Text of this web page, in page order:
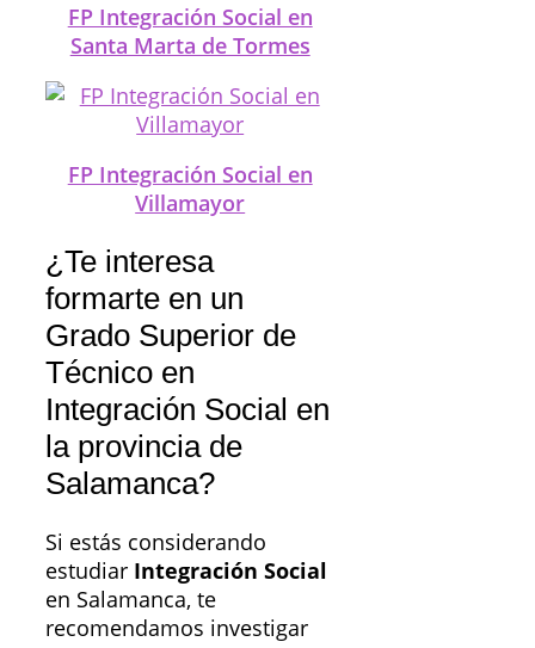
FP Integración Social en
Santa Marta de Tormes
FP Integración Social en
Villamayor
¿Te interesa
formarte en un
Grado Superior de
Técnico en
Integración Social en
la provincia de
Salamanca?
Si estás considerando
estudiar Integración Social
en Salamanca, te
recomendamos investigar